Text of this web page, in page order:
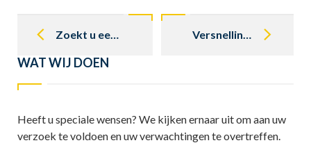
navigation
WAT WIJ DOEN
Heeft u speciale wensen? We kijken ernaar uit om aan uw
verzoek te voldoen en uw verwachtingen te overtreffen.